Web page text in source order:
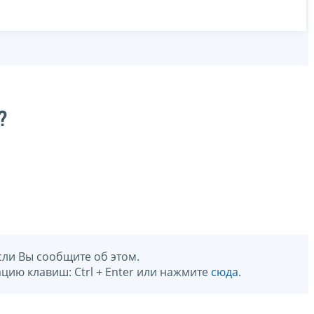
Вы сообщите об этом.
клавиш: Ctrl + Enter или нажмите сюда.